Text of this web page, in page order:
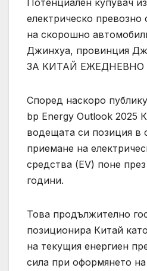
електрическо
на скорошно
Джинхуа, провинция
ЗА КИТАЙ ЕЖЕДНЕВНО
Според наскоро
bp Energy Outlook 2025
водещата си позиция в
приемане на
средства (EV) поне
години.
Това продължително
позиционира Китай
на текущия енергиен
сила при оформянето